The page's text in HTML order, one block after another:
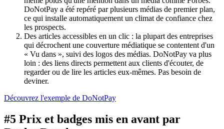
DoNotPay a été repéré par plusieurs médias de premier plan,
ce qui installe automatiquement un climat de confiance chez
les prospects.
Des articles accessibles en un clic : la plupart des entreprises
qui décrochent une couverture médiatique se contentent d'un
« Vu dans », suivi des logos des médias. DoNotPay va plus
loin : des liens directs permettent aux clients d'écouter, de
regarder ou de lire les articles eux-mêmes. Pas besoin de
deviner.
Découvrez l'exemple de DoNotPay
#5 Prix et badges mis en avant par